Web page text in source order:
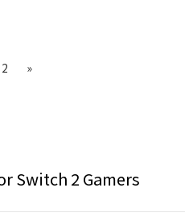
2 »
Switch 2 Gamers